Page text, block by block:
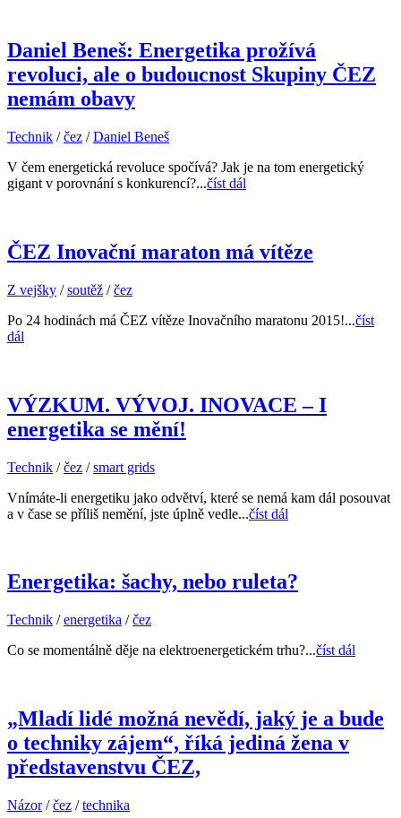
Daniel Beneš: Energetika prožívá
revoluci, ale o budoucnost Skupiny ČEZ
nemám obavy
Technik /čez /Daniel Beneš
V čem energetická revoluce spočívá? Jak je na tom energetický
gigant v porovnání s konkurencí?...číst dál
ČEZ Inovační maraton má vítěze
Z vejšky /soutěž /čez
Po 24 hodinách má ČEZ vítěze Inovačního maratonu 2015!...číst
dál
VÝZKUM. VÝVOJ. INOVACE – I
energetika se mění!
Technik /čez /smart grids
Vnímáte-li energetiku jako odvětví, které se nemá kam dál posouvat
a v čase se příliš nemění, jste úplně vedle...číst dál
Energetika: šachy, nebo ruleta?
Technik /energetika /čez
Co se momentálně děje na elektroenergetickém trhu?...číst dál
„Mladí lidé možná nevědí, jaký je a bude
o techniky zájem“, říká jediná žena v
představenstvu ČEZ,
Názor/čez /technika